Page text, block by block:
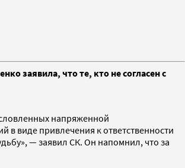
заявила, что те, кто не согласен с
напряженной
в виде привлечения к ответственности
— заявил СК. Он напомнил, что за